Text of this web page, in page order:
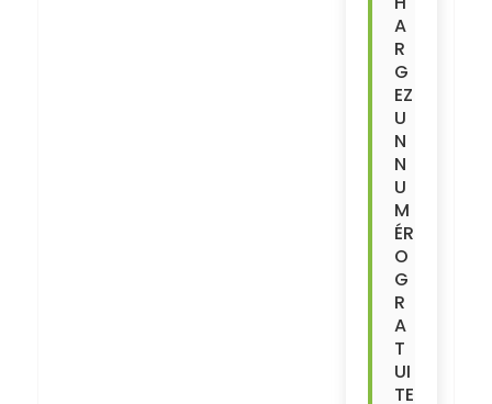
A
R
G
EZ
U
N
N
U
M
ÉR
O
G
R
A
T
UI
TE